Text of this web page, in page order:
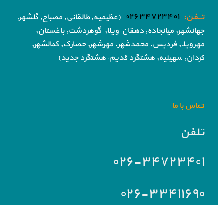
تلفن: ۰۲۶۳۴۷۲۳۴۰۱
(عظیمیه, طالقانی, مصباح, گلشهر,
جهانشهر, میانجاده, دهقان ویلا, گوهردشت, باغستان,
مهرویلا, فردیس, محمدشهر, مهرشهر, حصارک, کمالشهر,
کردان, سهیلیه, هشتگرد قدیم, هشتگرد جدید)
تماس با ما
تلفن
۰۲۶-۳۴۷۲۳۴۰۱
۰۲۶-۳۳۴۱۱۶۹۰